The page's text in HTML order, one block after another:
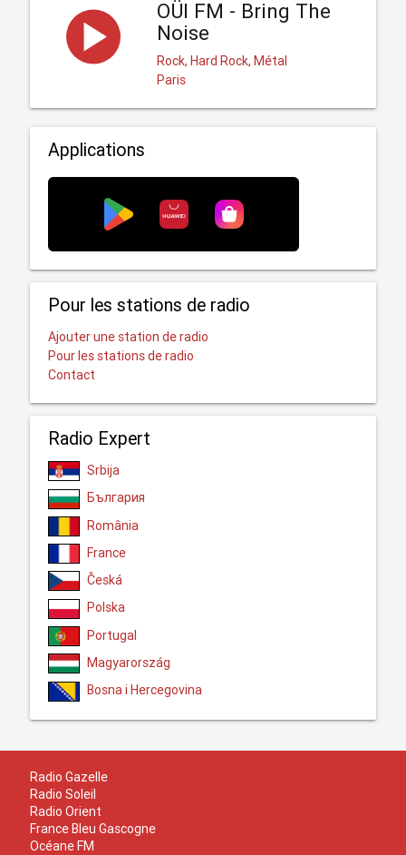
OÜI FM - Bring The
Noise
Rock, Hard Rock, Métal
Paris
Applications
Pour les stations de radio
Ajouter une station de radio
Pour les stations de radio
Contact
Radio Expert
Srbija
България
România
France
Česká
Polska
Portugal
Magyarország
Bosna i Hercegovina
Radio Gazelle
Radio Soleil
Radio Orient
France Bleu Gascogne
Océane FM